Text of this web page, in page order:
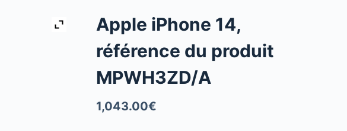
Apple iPhone 14,
référence du produit
MPWH3ZD/A
1,043.00€